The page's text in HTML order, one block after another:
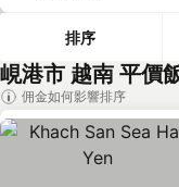
排序
峴港市 越南 平價
佣金如何影響排序